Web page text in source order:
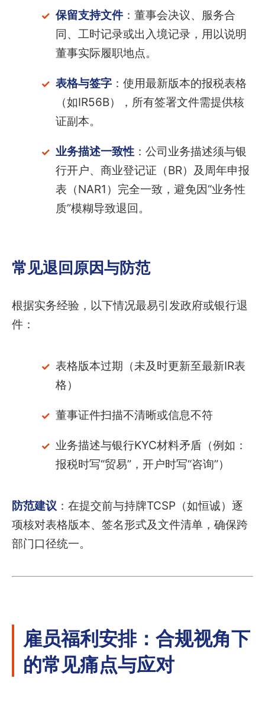
保留支持文件：董事会决议、服务合
同、工时记录或出入境记录，用以说明
董事实际履职地点。
表格与签字：使用最新版本的报税表格
（如IR56B），所有签署文件需提供核
证副本。
业务描述一致性：公司业务描述须与银
行开户、商业登记证（BR）及周年申报
表（NAR1）完全一致，避免因“业务性
质”模糊导致退回。
常见退回原因与防范
根据实务经验，以下情况最易引发政府或银行退
件：
表格版本过期（未及时更新至最新IR表
格）
董事证件扫描不清晰或信息不符
业务描述与银行KYC材料矛盾（例如：
报税时写“贸易”，开户时写“咨询”）
防范建议 ：在提交前与持牌TCSP（如恒诚）逐
项核对表格版本、签名形式及文件清单，确保跨
部门口径统一。
雇员福利安排：合规视角下
的常见痛点与应对